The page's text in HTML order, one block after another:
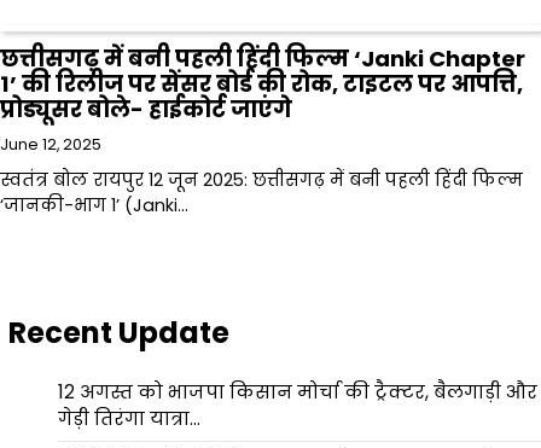
छत्तीसगढ़ में बनी पहली हिंदी फिल्म ‘Janki Chapter
1’ की रिलीज पर सेंसर बोर्ड की रोक, टाइटल पर आपत्ति,
प्रोड्यूसर बोले- हाईकोर्ट जाएंगे
June 12, 2025
स्वतंत्र बोल रायपुर 12 जून 2025: छत्तीसगढ़ में बनी पहली हिंदी फिल्म
‘जानकी-भाग 1’ (Janki…
Recent Update
12 अगस्त को भाजपा किसान मोर्चा की ट्रैक्टर, बैलगाड़ी और
गेड़ी तिरंगा यात्रा…